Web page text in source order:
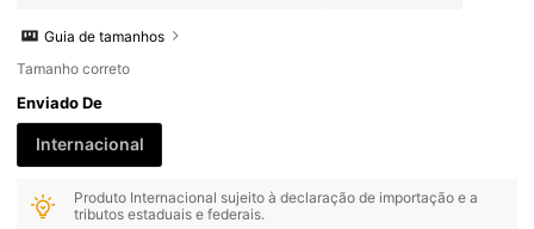
Guia de tamanhos
Tamanho correto
Enviado De
Internacional
Produto Internacional sujeito à declaração de importação e a
tributos estaduais e federais.